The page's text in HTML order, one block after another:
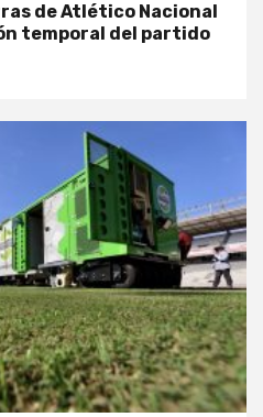
de Atlético Nacional
temporal del partido